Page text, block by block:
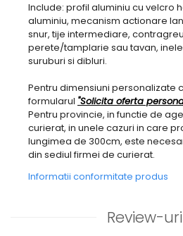
Include: profil aluminiu cu velcro
aluminiu, mecanism actionare
snur, tije intermediare,
perete/tamplarie sau tavan,
suruburi si dibluri.
Pentru dimensiuni personalizate
formularul "Solicita oferta
Pentru provincie, in functie de
curierat, in unele cazuri in care
lungimea de 300cm, este
din sediul firmei de curierat.
Informatii conformitate produs
Review-uri